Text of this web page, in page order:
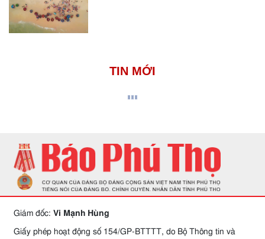
TIN MỚI
Giám đốc: Vi Mạnh Hùng
Giấy phép hoạt động số 154/GP-BTTTT, do Bộ Thông tin và